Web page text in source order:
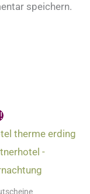
speichern.
war:
ist: